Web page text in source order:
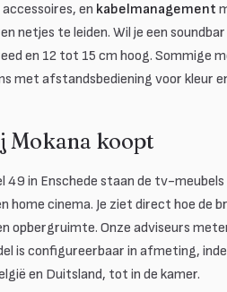
en kabelmanagement
netjes te leiden. Wil je een
en 12 tot 15 cm hoog. Sommige
met afstandsbediening voor kleur
Mokana koopt
49 in Enschede staan de tv-
home cinema. Je ziet direct hoe de
opbergruimte. Onze adviseurs
is configureerbaar in afmeting,
en Duitsland, tot in de kamer.